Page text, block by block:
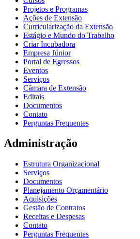
Projetos e Programas
Ações de Extensão
Curricularização da Extensão
Estágio e Mundo do Trabalho
Criar Incubadora
Empresa Júnior
Portal de Egressos
Eventos
Serviços
Câmara de Extensão
Editais
Documentos
Contato
Perguntas Frequentes
Administração
Estrutura Organizacional
Serviços
Documentos
Planejamento Orçamentário
Aquisições
Gestão de Contratos
Receitas e Despesas
Contato
Perguntas Frequentes